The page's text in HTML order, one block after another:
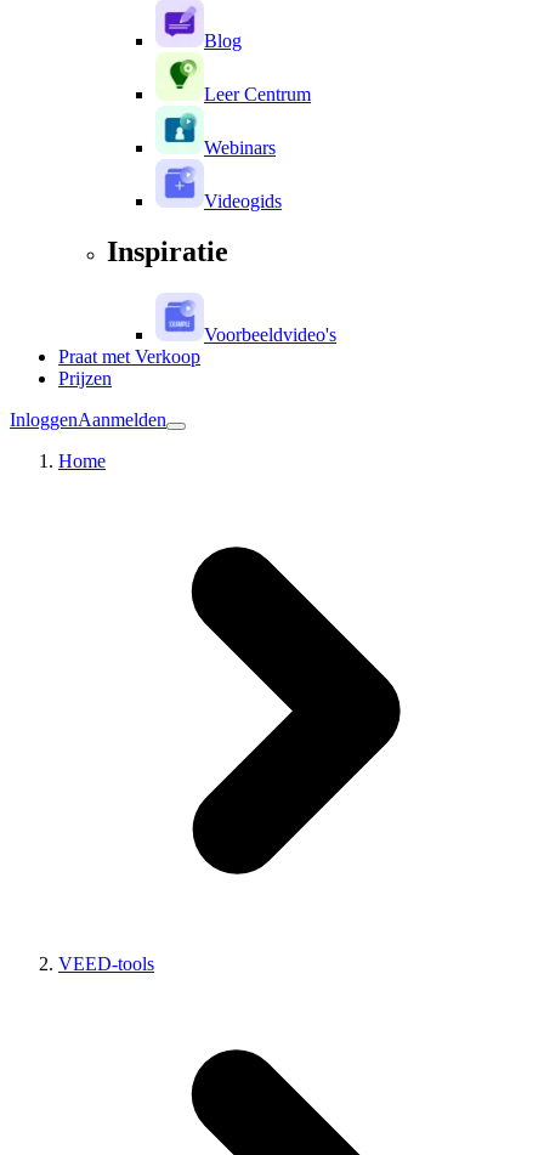
Blog
Leer Centrum
Webinars
Videogids
Inspiratie
Voorbeeldvideo's
Praat met Verkoop
Prijzen
InloggenAanmelden
Home
VEED-tools